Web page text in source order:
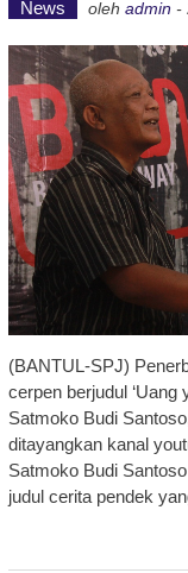
News oleh admin -
(BANTUL-SPJ)
cerpen berjudul ‘Uang
Satmoko Budi
ditayangkan kanal
Satmoko Budi
judul cerita pendek